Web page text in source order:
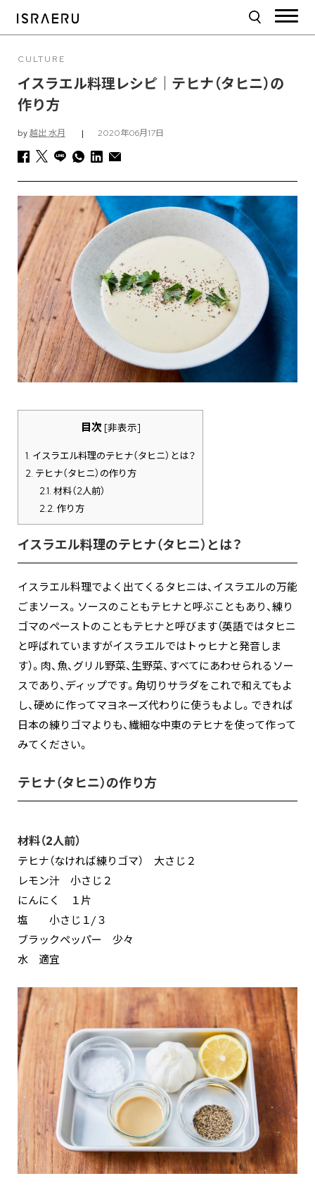
CULTURE
イスラエル料理レシピ｜テヒナ（タヒニ）の
作り方
by越出 水月 | 2020年06月17日
目次 [非表示]
1. イスラエル料理のテヒナ（タヒニ）とは？
2. テヒナ（タヒニ）の作り方
2.1. 材料（2人前）
2.2. 作り方
イスラエル料理のテヒナ（タヒニ）とは？
イスラエル料理でよく出てくるタヒニは、イスラエルの万能
ごまソース。ソースのこともテヒナと呼ぶこともあり、練り
ゴマのペーストのこともテヒナと呼びます（英語ではタヒニ
と呼ばれていますがイスラエルではトゥヒナと発音しま
す）。肉、魚、グリル野菜、生野菜、すべてにあわせられるソー
スであり、ディップです。角切りサラダをこれで和えてもよ
し、硬めに作ってマヨネーズ代わりに使うもよし。できれば
日本の練りゴマよりも、繊細な中東のテヒナを使って作って
みてください。
テヒナ（タヒニ）の作り方
材料（2人前）
テヒナ（なければ練りゴマ） 大さじ２
レモン汁 小さじ２
にんにく １片
塩 小さじ１/３
ブラックペッパー 少々
水 適宜